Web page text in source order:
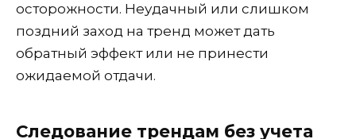
осторожности. Неудачный или слишком
поздний заход на тренд может дать
обратный эффект или не принести
ожидаемой отдачи.
Следование трендам без учета